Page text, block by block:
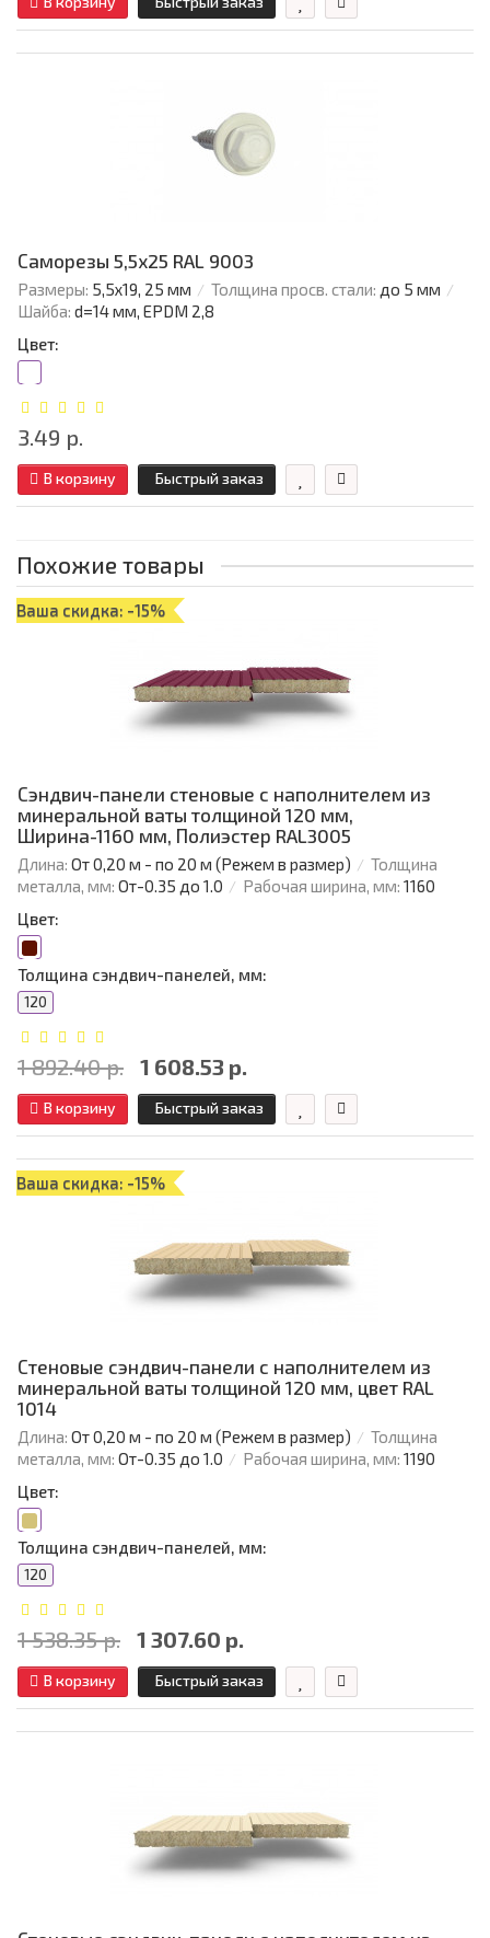
Саморезы 5,5х25 RAL 9003
Размеры: 5,5х19, 25 мм Толщина просв. стали: до 5 мм
Шайба: d=14 мм, EPDM 2,8
Цвет:
3.49 р.
В корзину Быстрый заказ
Похожие товары
Ваша скидка: -15%
Сэндвич-панели стеновые с наполнителем из
минеральной ваты толщиной 120 мм,
Ширина-1160 мм, Полиэстер RAL3005
Длина: От 0,20 м - по 20 м (Режем в размер)
Толщина
металла, мм: От-0.35 до 1.0 Рабочая ширина, мм: 1160
Цвет:
Толщина сэндвич-панелей, мм:
120
1 892.40 р. 1 608.53 р.
В корзину Быстрый заказ
Ваша скидка: -15%
Стеновые сэндвич-панели с наполнителем из
минеральной ваты толщиной 120 мм, цвет RAL
1014
Длина: От 0,20 м - по 20 м (Режем в размер)
Толщина
металла, мм: От-0.35 до 1.0 Рабочая ширина, мм: 1190
Цвет:
Толщина сэндвич-панелей, мм:
120
1 538.35 р. 1 307.60 р.
В корзину Быстрый заказ